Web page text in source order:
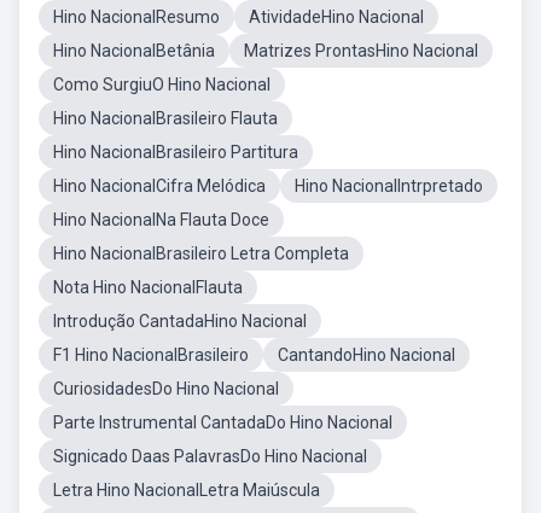
Hino NacionalResumo
AtividadeHino Nacional
Hino NacionalBetânia
Matrizes ProntasHino Nacional
Como SurgiuO Hino Nacional
Hino NacionalBrasileiro Flauta
Hino NacionalBrasileiro Partitura
Hino NacionalCifra Melódica
Hino NacionalIntrpretado
Hino NacionalNa Flauta Doce
Hino NacionalBrasileiro Letra Completa
Nota Hino NacionalFlauta
Introdução CantadaHino Nacional
F1 Hino NacionalBrasileiro
CantandoHino Nacional
CuriosidadesDo Hino Nacional
Parte Instrumental CantadaDo Hino Nacional
Signicado Daas PalavrasDo Hino Nacional
Letra Hino NacionalLetra Maiúscula